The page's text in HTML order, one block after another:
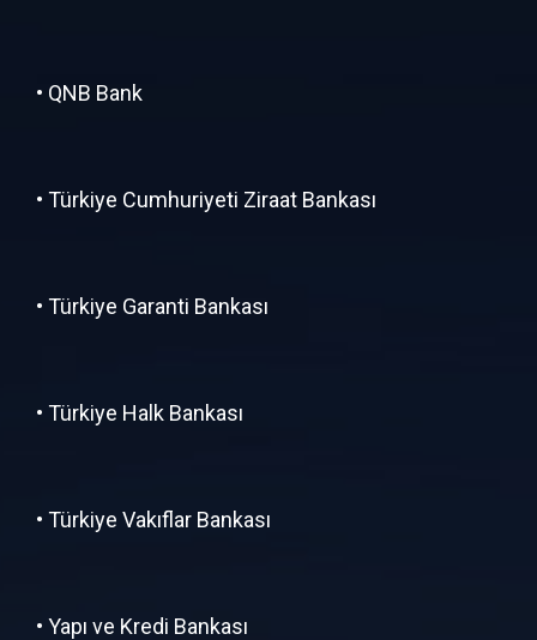
• QNB Bank
• Türkiye Cumhuriyeti Ziraat Bankası
• Türkiye Garanti Bankası
• Türkiye Halk Bankası
• Türkiye Vakıflar Bankası
• Yapı ve Kredi Bankası